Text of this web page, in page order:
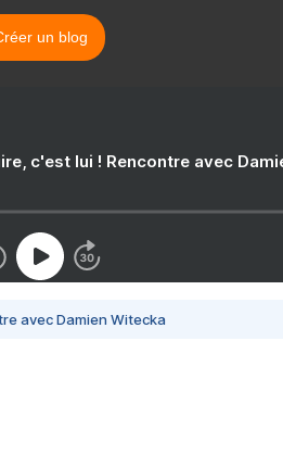
un blog
c'est lui ! Rencontre avec
avec Damien Witecka